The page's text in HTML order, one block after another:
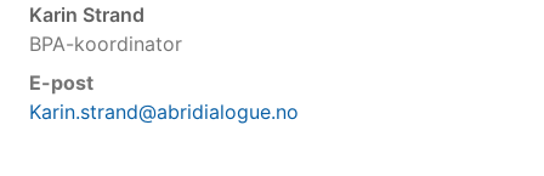
Karin Strand
BPA-koordinator
E-post
Karin.strand@abridialogue.no